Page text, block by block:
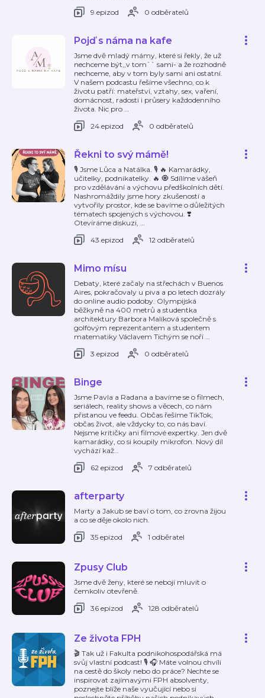
9 epizod
0 odběratelů
Pojď s náma na kafe
Jsme dvě mladý mámy, které si řekly, že už
nechceme být,,v tom`` sami- a že rozhodně
nechceme, aby v tom byly sami ani ostatní.
V našem podcastu řešíme všechno, co k
životu patří: mateřství, vztahy, sex, vaření,
domácnost, radosti i průsery každodenního
života. Nic pro …
24 epizod
0 odběratelů
Řekni to svý mámě!
🎙️ Jsme Lůca a Natálka. 🎙️ 🔥 Kamarádky,
učitelky, podnikatelky. 🔥 🧿 Sdílíme vášeň
pro vzdělávání a výchovu předškolních dětí.
Nashromáždily jsme hory zkušeností a
vytvořily prostor, kde se bavíme o důležitých
tématech spojených s výchovou. ❣️
Otevíráme diskuzi, …
43 epizod
12 odběratelů
Mimo mísu
Debaty, které začaly na střechách v Buenos
Aires, pokračovaly u piva a po letech dozrály
do online audio podoby. Olympijská
běžkyně na 400 metrů a studentka
architektury Barbora Malíková společně s
golfovým reprezentantem a studentem
matematiky Václavem Tichým se noří …
3 epizod
0 odběratelů
Binge
Jsme Pavla a Radana a bavíme se o filmech,
seriálech, reality shows a věcech, co nám
přistanou ve feedu. Občas řešíme TikTok,
občas život, ale vždycky to, co nás baví.
Nejsme kritičky ani filmové expertky. Jen dvě
kamarádky, co si koupily mikrofon. Nový díl
vychází kaž…
62 epizod
7 odběratelů
afterparty
Marty a Jakub se baví o tom, co zrovna žijou
a co se děje okolo nich.
35 epizod
1 odběratel
Zpusy Club
Jsme dvě ženy, které se nebojí mluvit o
čemkoliv otevřeně.
36 epizod
128 odběratelů
Ze života FPH
🎬 Tak už i Fakulta podnikohospodářská má
svůj vlastní podcast! 🎙 🎧 Máte volnou chvíli
na cestě do školy nebo do práce? Nechte se
inspirovat zajímavými FPH absolventy,
poznejte blíže naše vyučující nebo si